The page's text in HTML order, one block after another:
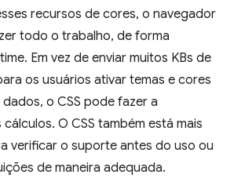
recursos de cores, o navegador
todo o trabalho, de forma
Em vez de enviar muitos KBs de
os usuários ativar temas e cores
o CSS pode fazer a
O CSS também está mais
verificar o suporte antes do uso ou
de maneira adequada.